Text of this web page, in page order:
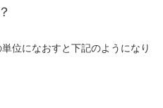
位になおすと下記のようになり